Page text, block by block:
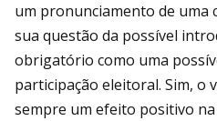
um pronunciamento de uma
sua questão da possível
obrigatório como uma
participação eleitoral. Sim,
sempre um efeito positivo